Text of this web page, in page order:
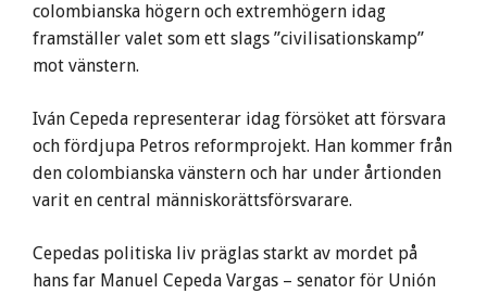
colombianska högern och extremhögern idag
framställer valet som ett slags ”civilisationskamp”
mot vänstern.
Iván Cepeda representerar idag försöket att försvara
och fördjupa Petros reformprojekt. Han kommer från
den colombianska vänstern och har under årtionden
varit en central människorättsförsvarare.
Cepedas politiska liv präglas starkt av mordet på
hans far Manuel Cepeda Vargas – senator för Unión